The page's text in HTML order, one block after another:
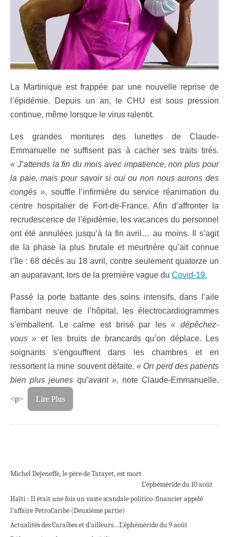
La Martinique est frappée par une nouvelle reprise de
l’épidémie. Depuis un an, le CHU est sous pression
continue, même lorsque le virus ralentit.
Les grandes montures des lunettes de Claude-
Emmanuelle ne suffisent pas à cacher ses traits tirés.
« J’attends la fin du mois avec impatience, non plus pour
la paie, mais pour savoir si oui ou non nous aurons des
congés », souffle l’infirmière du service réanimation du
centre hospitalier de Fort-de-France. Afin d’affronter la
recrudescence de l’épidémie, les vacances du personnel
ont été annulées jusqu’à la fin avril… au moins. Il s’agit
de la phase la plus brutale et meurtrière qu’ait connue
l’île : 68 décès au 18 avril, contre seulement quatorze un
an auparavant, lors de la première vague du Covid-19.
Passé la porte battante des soins intensifs, dans l’aile
flambant neuve de l’hôpital, les électrocardiogrammes
s’emballent. Le calme est brisé par les« dépêchez-
vous » et les bruits de brancards qu’on déplace. Les
soignants s’engouffrent dans les chambres et en
ressortent la mine souvent défaite.« On perd des patients
bien plus jeunes qu’avant », note Claude-Emmanuelle.
<p> Lire Plus
Michel Dejeneffe, le père de Tatayet, est mort
L’éphéméride du 10 août
Haïti : Il était une fois un vaste scandale politico-financier appelé
l’affaire PetroCaribe (Deuxième partie)
Actualités des Caraïbes et d’ailleurs…L’éphéméride du 9 août